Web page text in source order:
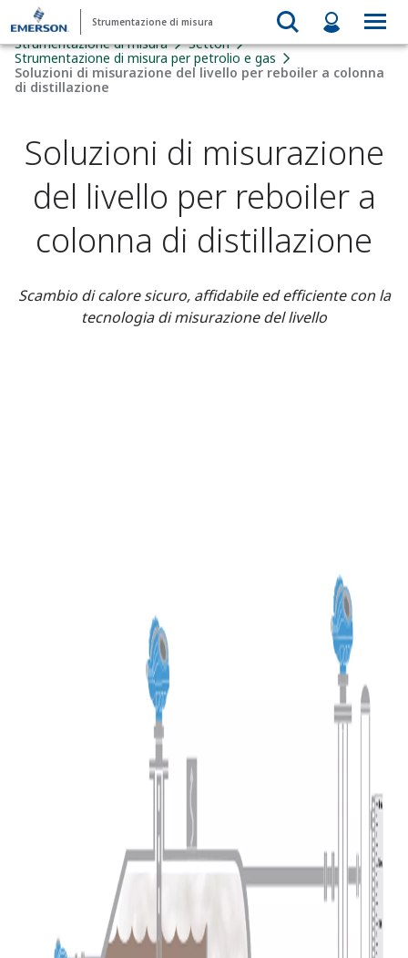
Strumentazione di misura
Strumentazione di misura
Settori
Strumentazione di misura per petrolio e gas
Soluzioni di misurazione del livello per reboiler a colonna
di distillazione
Soluzioni di misurazione
del livello per reboiler a
colonna di distillazione
Scambio di calore sicuro, affidabile ed efficiente con la
tecnologia di misurazione del livello